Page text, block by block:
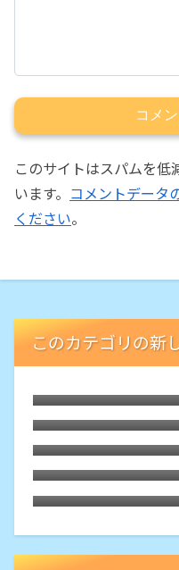
コメ
このサイトはスパムを
います。 コメントデータ
ください。
このカテゴリの新
FUSIONの2枚刃
久しぶり入手の
70SP」は我的決
Gillette公式によ
カミソリの製品化
法」からの脱却
格安Shavetteを
入手
意外な逸品「
5.0」は替刃2枚で
ー